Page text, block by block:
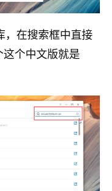
，在搜索框中直接
个中文版就是